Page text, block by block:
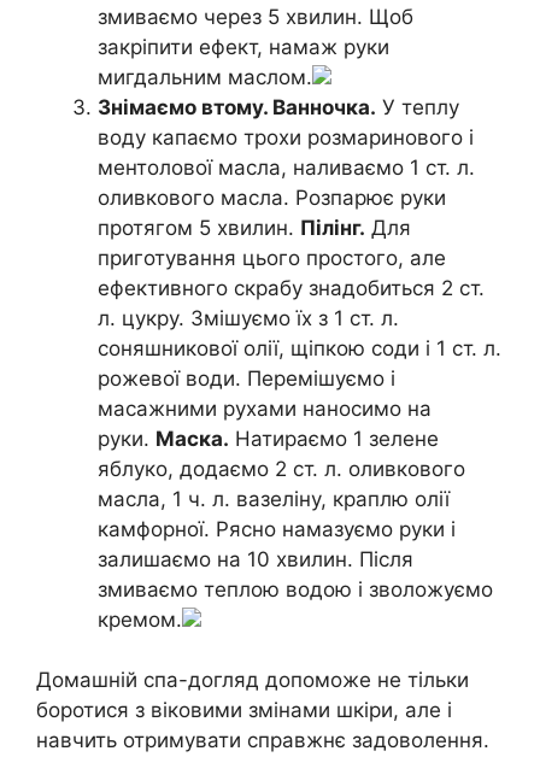
змиваємо через 5 хвилин. Щоб
закріпити ефект, намаж руки
мигдальним маслом.
Знімаємо втому. Ванночка. У теплу
воду капаємо трохи розмаринового і
ментолової масла, наливаємо 1 ст. л.
оливкового масла. Розпарює руки
протягом 5 хвилин. Пілінг. Для
приготування цього простого, але
ефективного скрабу знадобиться 2 ст.
л. цукру. Змішуємо їх з 1 ст. л.
соняшникової олії, щіпкою соди і 1 ст. л.
рожевої води. Перемішуємо і
масажними рухами наносимо на
руки. Маска. Натираємо 1 зелене
яблуко, додаємо 2 ст. л. оливкового
масла, 1 ч. л. вазеліну, краплю олії
камфорної. Рясно намазуємо руки і
залишаємо на 10 хвилин. Після
змиваємо теплою водою і зволожуємо
кремом.
Домашній спа-догляд допоможе не тільки
боротися з віковими змінами шкіри, але і
навчить отримувати справжнє задоволення.